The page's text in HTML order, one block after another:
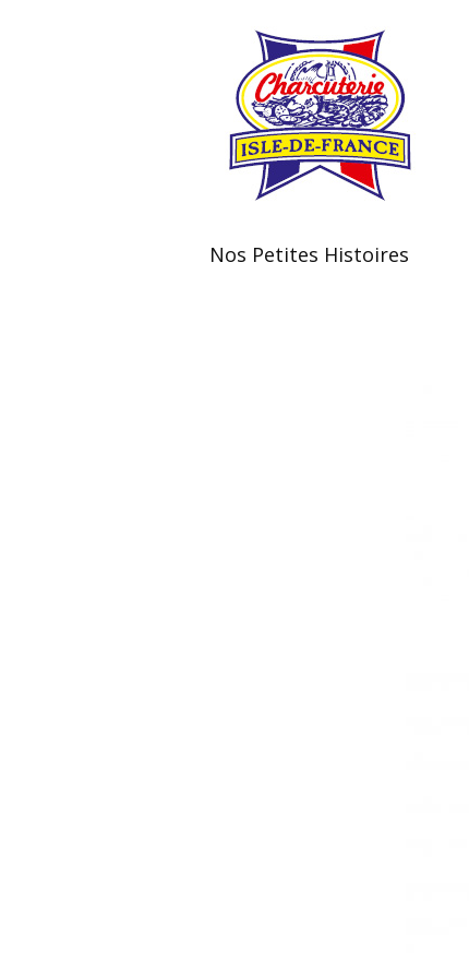
Nos Petites Histoires